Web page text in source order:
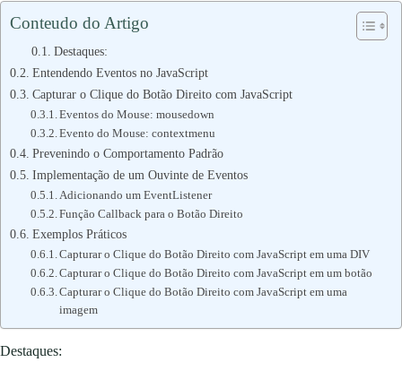
Conteudo do Artigo
Destaques:
Entendendo Eventos no JavaScript
Capturar o Clique do Botão Direito com JavaScript
Eventos do Mouse: mousedown
Evento do Mouse: contextmenu
Prevenindo o Comportamento Padrão
Implementação de um Ouvinte de Eventos
Adicionando um EventListener
Função Callback para o Botão Direito
Exemplos Práticos
Capturar o Clique do Botão Direito com JavaScript em uma DIV
Capturar o Clique do Botão Direito com JavaScript em um botão
Capturar o Clique do Botão Direito com JavaScript em uma
imagem
Destaques: